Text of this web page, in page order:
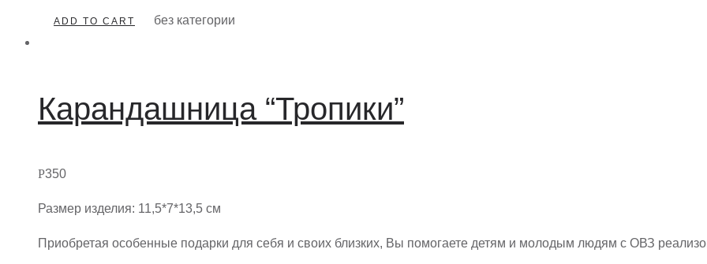
ADD TO CART без категории
Карандашница “Тропики”
Р350
Размер изделия: 11,5*7*13,5 см
Приобретая особенные подарки для себя и своих близких, Вы помогаете детям и молодым людям с ОВЗ